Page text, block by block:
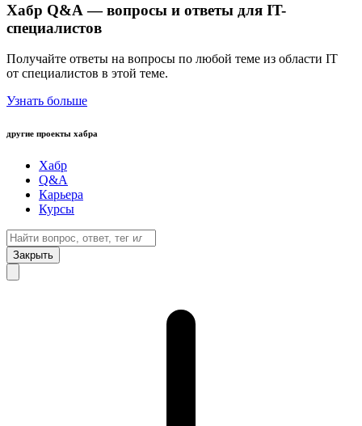
Хабр Q&A — вопросы и ответы для IT-
специалистов
Получайте ответы на вопросы по любой теме из области IT
от специалистов в этой теме.
Узнать больше
другие проекты хабра
Хабр
Q&A
Карьера
Курсы
Закрыть